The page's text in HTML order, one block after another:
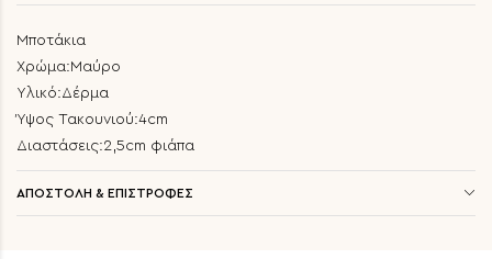
Μποτάκια
Χρώμα:Μαύρο
Υλικό:Δέρμα
Ύψος Τακουνιού:4cm
Διαστάσεις:2,5cm φιάπα
ΑΠΟΣΤΟΛΗ & ΕΠΙΣΤΡΟΦΕΣ